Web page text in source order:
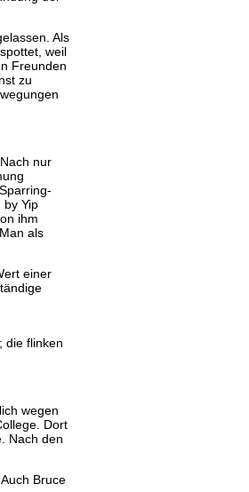
Als
weil
Freunden
zu
nur
by Yip
ihm
als
einer
die flinken
wegen
Dort
Nach den
Bruce